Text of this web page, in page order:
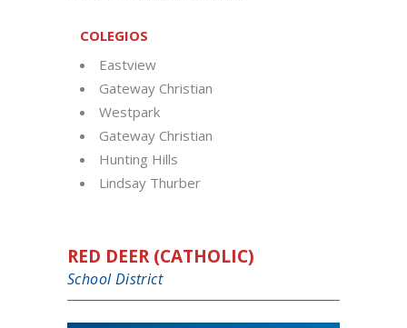
COLEGIOS
Eastview
Gateway Christian
Westpark
Gateway Christian
Hunting Hills
Lindsay Thurber
RED DEER (CATHOLIC)
School District